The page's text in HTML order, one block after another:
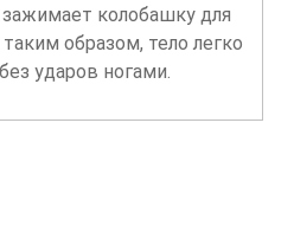
колобашку для
образом, тело легко
ударов ногами.